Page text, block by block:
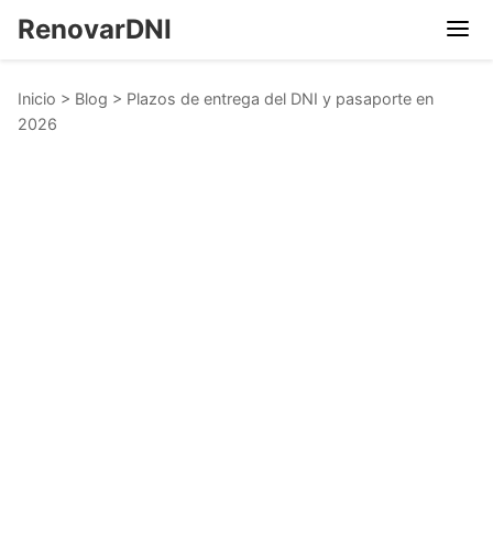
RenovarDNI
Inicio > Blog > Plazos de entrega del DNI y pasaporte en
2026